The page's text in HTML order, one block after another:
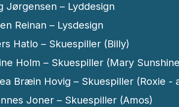
Jørgensen – Lyddesign
Reinan – Lysdesign
Hatlo – Skuespiller (Billy)
Holm – Skuespiller (Mary
Bræin Hovig – Skuespiller (Roxie
Joner – Skuespiller (Amos)